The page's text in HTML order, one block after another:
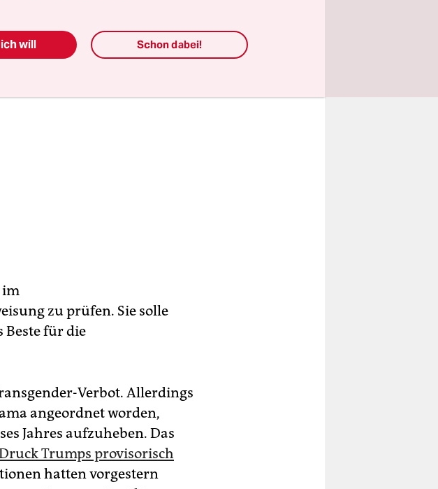
im
zu prüfen. Sie solle
Beste für die
Verbot. Allerdings
angeordnet worden,
Jahres aufzuheben. Das
Trumps provisorisch
hatten vorgestern
will Schon dabei!